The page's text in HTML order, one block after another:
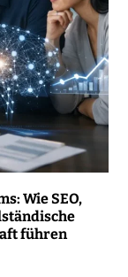
Wie SEO,
führen